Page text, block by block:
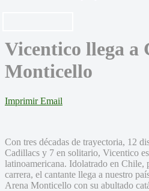
Vicentico llega a
Monticello
Imprimir Email
Con tres décadas de trayectoria, 12
Cadillacs y 7 en solitario, Vicentico
latinoamericana. Idolatrado en Chile,
carrera, el cantante llega a nuestro
Arena Monticello con su abultado